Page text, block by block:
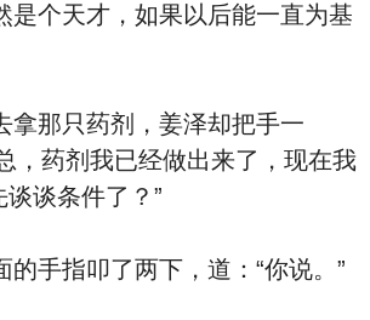
个天才，如果以后能一直为基
那只药剂，姜泽却把手一
，药剂我已经做出来了，现在我
谈条件了？”
手指叩了两下，道：“你说。”